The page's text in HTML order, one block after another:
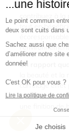
un carrelage
tout en
Un rapport
carrelage effet
fois
une finition de